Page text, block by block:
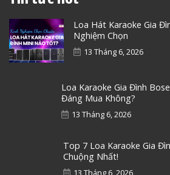
Loa Hát Karaoke Gia
Nghiệm Chọn
13 Tháng 6, 2026
Loa Karaoke Gia Đình
Đáng Mua Không?
13 Tháng 6, 2026
Top 7 Loa Karaoke Gia
Chuộng Nhất!
13 Tháng 6, 2026